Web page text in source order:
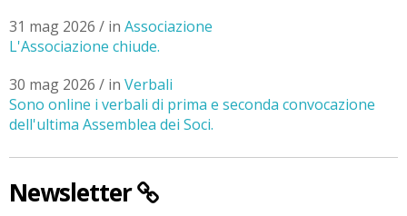
31 mag 2026 / in Associazione
L'Associazione chiude.
30 mag 2026 / in Verbali
Sono online i verbali di prima e seconda convocazione
dell'ultima Assemblea dei Soci.
Newsletter